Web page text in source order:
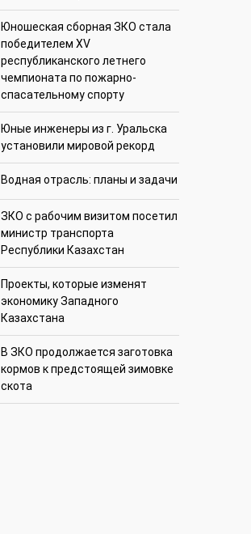
Юношеская сборная ЗКО стала
победителем XV
республиканского летнего
чемпионата по пожарно-
спасательному спорту
Юные инженеры из г. Уральска
установили мировой рекорд
Водная отрасль: планы и задачи
ЗКО с рабочим визитом посетил
министр транспорта
Республики Казахстан
Проекты, которые изменят
экономику Западного
Казахстана
В ЗКО продолжается заготовка
кормов к предстоящей зимовке
скота